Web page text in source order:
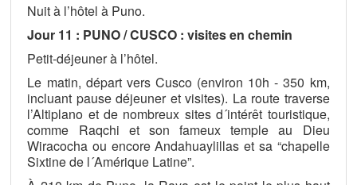
Nuit à l’hôtel à Puno.
Jour 11 : PUNO / CUSCO : visites en chemin
Petit-déjeuner à l’hôtel.
Le matin, départ vers Cusco (environ 10h - 350 km,
incluant pause déjeuner et visites). La route traverse
l’Altiplano et de nombreux sites d´intérêt touristique,
comme Raqchi et son fameux temple au Dieu
Wiracocha ou encore Andahuaylillas et sa “chapelle
Sixtine de l´Amérique Latine”.